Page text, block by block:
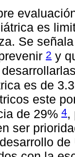
es
Se
2 y
es de
este
de 29% 4,
ser